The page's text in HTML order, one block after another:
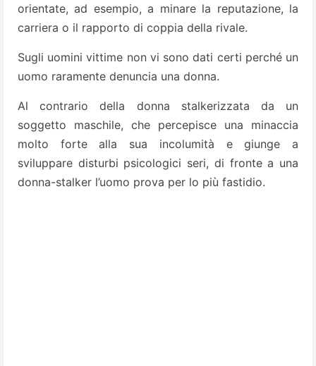
orientate, ad esempio, a minare la reputazione, la
carriera o il rapporto di coppia della rivale.
Sugli uomini vittime non vi sono dati certi perché un
uomo raramente denuncia una donna.
Al contrario della donna stalkerizzata da un
soggetto maschile, che percepisce una minaccia
molto forte alla sua incolumità e giunge a
sviluppare disturbi psicologici seri, di fronte a una
donna-stalker l’uomo prova per lo più fastidio.